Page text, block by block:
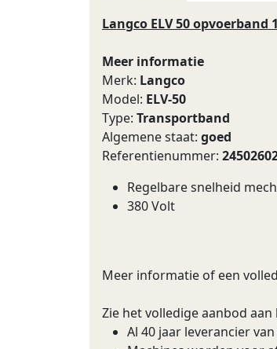
Langco ELV 50 opvoerband
Meer informatie
Merk: Langco
Model: ELV-50
Type: Transportband
Algemene staat: goed
Referentienummer:
Regelbare snelheid
380 Volt
Meer informatie of een
Zie het volledige aanbod
Al 40 jaar leverancier